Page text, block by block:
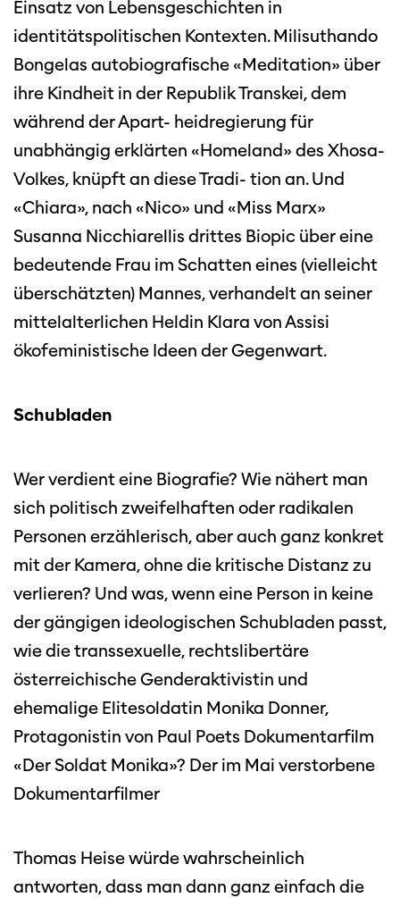
Einsatz von Lebensgeschichten in
identitätspolitischen Kontexten. Milisuthando
Bongelas autobiografische «Meditation» über
ihre Kindheit in der Republik Transkei, dem
während der Apart- heidregierung für
unabhängig erklärten «Homeland» des Xhosa-
Volkes, knüpft an diese Tradi- tion an. Und
«Chiara», nach «Nico» und «Miss Marx»
Susanna Nicchiarellis drittes Biopic über eine
bedeutende Frau im Schatten eines (vielleicht
überschätzten) Mannes, verhandelt an seiner
mittelalterlichen Heldin Klara von Assisi
ökofeministische Ideen der Gegenwart.
Schubladen
Wer verdient eine Biografie? Wie nähert man
sich politisch zweifelhaften oder radikalen
Personen erzählerisch, aber auch ganz konkret
mit der Kamera, ohne die kritische Distanz zu
verlieren? Und was, wenn eine Person in keine
der gängigen ideologischen Schubladen passt,
wie die transsexuelle, rechtslibertäre
österreichische Genderaktivistin und
ehemalige Elitesoldatin Monika Donner,
Protagonistin von Paul Poets Dokumentarfilm
«Der Soldat Monika»? Der im Mai verstorbene
Dokumentarfilmer
Thomas Heise würde wahrscheinlich
antworten, dass man dann ganz einfach die